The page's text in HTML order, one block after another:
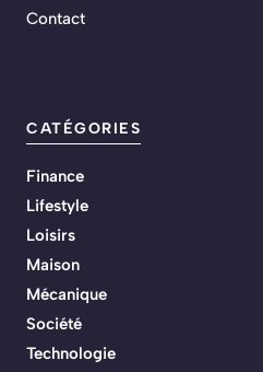
Contact
CATÉGORIES
Finance
Lifestyle
Loisirs
Maison
Mécanique
Société
Technologie